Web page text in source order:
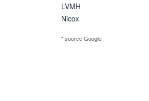
LVMH
Nicox
* source Google